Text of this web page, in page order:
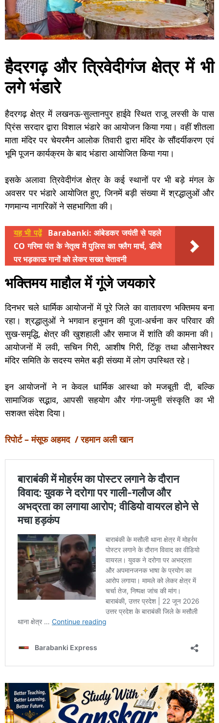
हैदरगढ़ और त्रिवेदीगंज क्षेत्र में भी
लगे भंडारे
हैदरगढ़ क्षेत्र में लखनऊ-सुल्तानपुर हाईवे स्थित राजू लस्सी के पास
प्रिंस सरदार द्वारा विशाल भंडारे का आयोजन किया गया। वहीं शीतला
माता मंदिर पर चेयरमैन आलोक तिवारी द्वारा मंदिर के सौंदर्यीकरण एवं
भूमि पूजन कार्यक्रम के बाद भंडारा आयोजित किया गया।
इसके अलावा त्रिवेदीगंज क्षेत्र के कई स्थानों पर भी बड़े मंगल के
अवसर पर भंडारे आयोजित हुए, जिनमें बड़ी संख्या में श्रद्धालुओं और
गणमान्य नागरिकों ने सहभागिता की।
यह भी पढ़ें
Barabanki: आंबेडकर जयंती से पहले
CO गरिमा पंत के नेतृत्व में पुलिस का फ्लैग मार्च, डीजे
पर भड़काऊ गानों को लेकर सख्त चेतावनी
भक्तिमय माहौल में गूंजे जयकारे
दिनभर चले धार्मिक आयोजनों में पूरे जिले का वातावरण भक्तिमय बना
रहा। श्रद्धालुओं ने भगवान हनुमान की पूजा-अर्चना कर परिवार की
सुख-समृद्धि, क्षेत्र की खुशहाली और समाज में शांति की कामना की।
आयोजनों में लवी, सचिन गिरी, आशीष गिरी, टिंकू तथा औसानेश्वर
मंदिर समिति के सदस्य समेत बड़ी संख्या में लोग उपस्थित रहे।
इन आयोजनों ने न केवल धार्मिक आस्था को मजबूती दी, बल्कि
सामाजिक सद्भाव, आपसी सहयोग और गंगा-जमुनी संस्कृति का भी
सशक्त संदेश दिया।
रिपोर्ट – मंसूफ अहमद / रहमान अली खान